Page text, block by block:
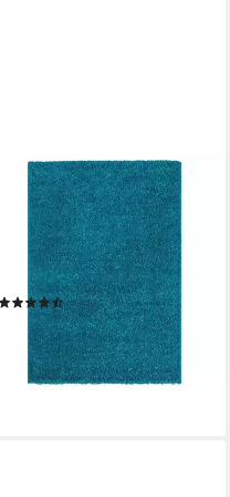
VIMODA
Hochflor-Teppich Shaggy
Türkis, Rechteckig, Höhe: 30
mm, Langflor Läufer Einfarbig
Modern Wohnzimmer
(3)
ab 6,99 €
lieferbar - in 2-3 Werktagen bei dir